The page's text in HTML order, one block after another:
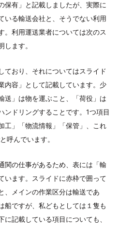
保有」と記載しましたが、実際に
いる輸送会社と、そうでない利用
。利用運送業者については次のス
ます。
ており、それについてはスライド
内容」として記載しています。少
送」は物を運ぶこと、「荷役」は
ンドリングすることです。1つ項目
工」「物流情報」「保管」、これ
呼んでいます。
関の仕事があるため、表には「輸
います。スライドに赤枠で囲って
、メインの作業区分は輸送であ
船ですが、私どもとしては１隻も
記載している項目についても、